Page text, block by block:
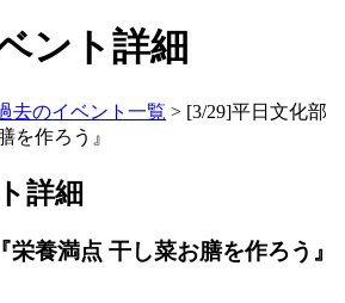
去のイベント一覧 > [3/29]平日文化部
を作ろう』
詳細
養満点 干し菜お膳を作ろう』